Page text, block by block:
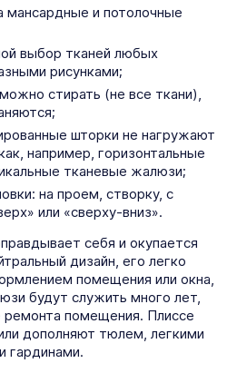
мансардные и потолочные
выбор тканей любых
рисунками;
стирать (не все ткани),
шторки не нагружают
например, горизонтальные
тканевые жалюзи;
на проем, створку, с
или «сверху-вниз».
себя и окупается
дизайн, его легко
помещения или окна,
будут служить много лет,
ремонта помещения. Плиссе
дополняют тюлем, легкими
гардинами.